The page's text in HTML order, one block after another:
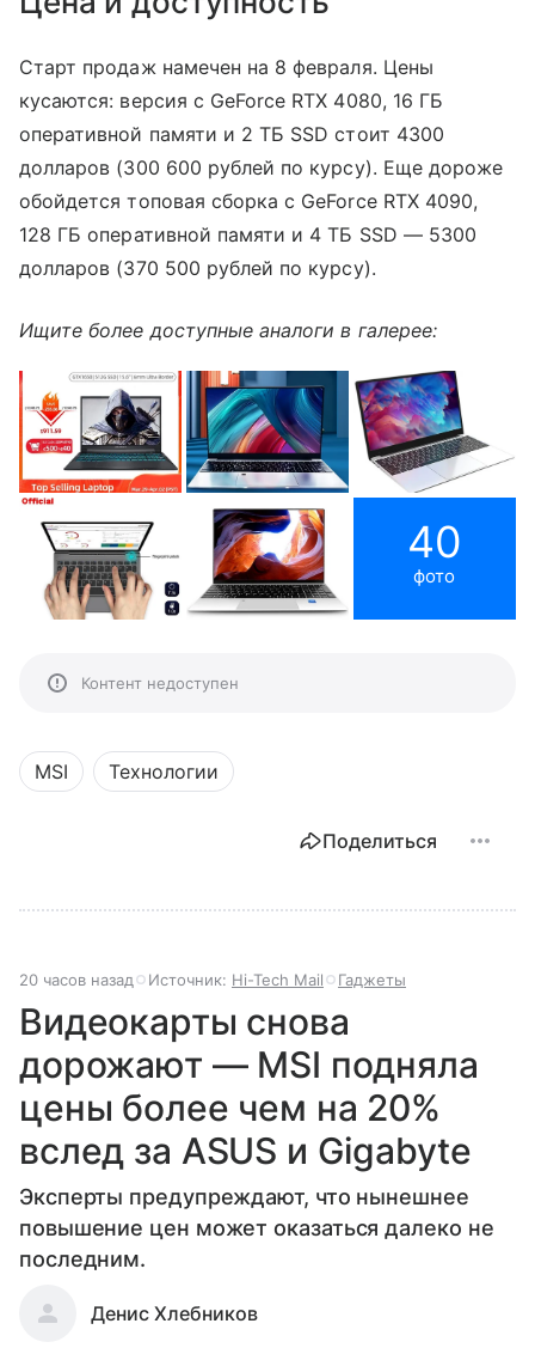
Старт продаж намечен на 8 февраля. Цены
кусаются: версия с GeForce RTX 4080, 16 ГБ
оперативной памяти и 2 ТБ SSD стоит 4300
долларов (300 600 рублей по курсу). Еще дороже
обойдется топовая сборка с GeForce RTX 4090,
128 ГБ оперативной памяти и 4 ТБ SSD — 5300
долларов (370 500 рублей по курсу).
Ищите более доступные аналоги в галерее:
40
фото
Контент недоступен
MSI Технологии
Поделиться
20 часов назад Источник: Hi-Tech Mail Гаджеты
Видеокарты снова
дорожают — MSI подняла
цены более чем на 20%
вслед за ASUS и Gigabyte
Эксперты предупреждают, что нынешнее
повышение цен может оказаться далеко не
последним.
Денис Хлебников